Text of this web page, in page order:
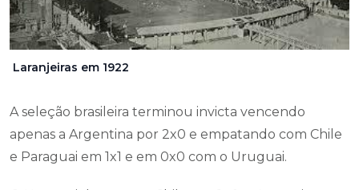
Laranjeiras em 1922
A seleção brasileira terminou invicta vencendo
apenas a Argentina por 2x0 e empatando com Chile
e Paraguai em 1x1 e em 0x0 com o Uruguai.